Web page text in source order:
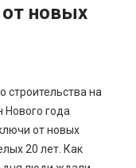
от новых
строительства на
Нового года
от новых
20 лет. Как